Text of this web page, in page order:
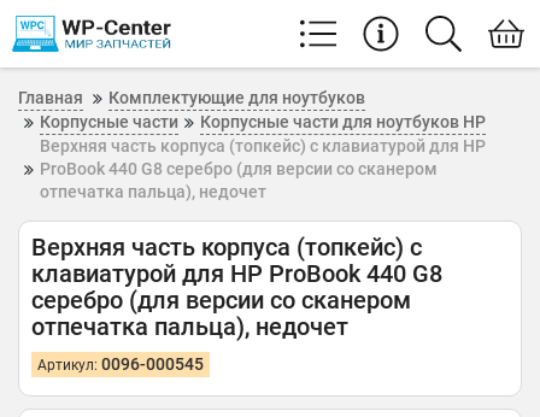
Главная
Комплектующие для ноутбуков
Корпусные части
Корпусные части для ноутбуков HP
Верхняя часть корпуса (топкейс) с клавиатурой для HP
ProBook 440 G8 серебро (для версии со сканером
отпечатка пальца), недочет
Верхняя часть корпуса (топкейс) с
клавиатурой для HP ProBook 440 G8
серебро (для версии со сканером
отпечатка пальца), недочет
Артикул: 0096-000545